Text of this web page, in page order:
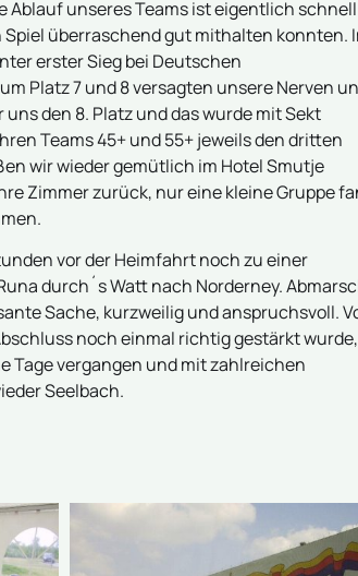
Ablauf unseres Teams ist eigentlich schnell
Spiel überraschend gut mithalten konnten.
erster Sieg bei Deutschen
Platz 7 und 8 versagten unsere Nerven
den 8. Platz und das wurde mit Sekt
Teams 45+ und 55+ jeweils den dritten
wir wieder gemütlich im Hotel Smutje
Zimmer zurück, nur eine kleine Gruppe
vor der Heimfahrt noch zu einer
durch´s Watt nach Norderney.
Sache, kurzweilig und anspruchsvoll.
noch einmal richtig gestärkt wurde,
Tage vergangen und mit zahlreichen
Seelbach.